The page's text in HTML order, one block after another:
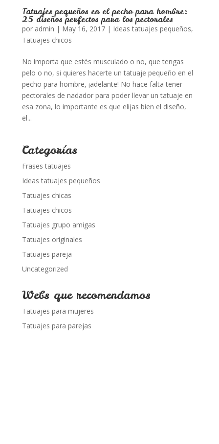
Tatuajes pequeños en el pecho para hombre:
25 diseños perfectos para los pectorales
por admin | May 16, 2017| Ideas tatuajes pequeños,
Tatuajes chicos
No importa que estés musculado o no, que tengas
pelo o no, si quieres hacerte un tatuaje pequeño en el
pecho para hombre, ¡adelante! No hace falta tener
pectorales de nadador para poder llevar un tatuaje en
esa zona, lo importante es que elijas bien el diseño,
el...
Categorías
Frases tatuajes
Ideas tatuajes pequeños
Tatuajes chicas
Tatuajes chicos
Tatuajes grupo amigas
Tatuajes originales
Tatuajes pareja
Uncategorized
Webs que recomendamos
Tatuajes para mujeres
Tatuajes para parejas